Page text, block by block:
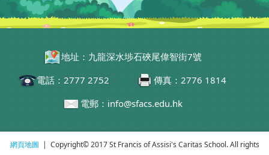
地址：九龍深水埗石硤尾偉智街7號
電話：2777 2752
傳真：2776 1814
電郵：info@sfacs.edu.hk
網頁地圖 | Copyright© 2017 St Francis of Assisi's Caritas School. All rights